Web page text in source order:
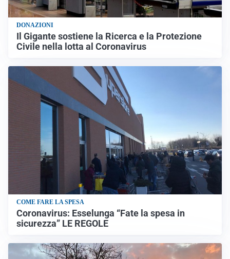
DONAZIONI
Il Gigante sostiene la Ricerca e la Protezione
Civile nella lotta al Coronavirus
COME FARE LA SPESA
Coronavirus: Esselunga “Fate la spesa in
sicurezza” LE REGOLE